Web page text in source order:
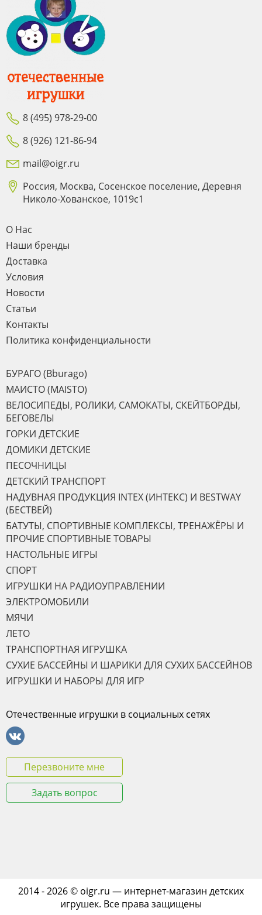
8 (495) 978-29-00
8 (926) 121-86-94
mail@oigr.ru
Россия, Москва, Сосенское поселение, Деревня
Николо-Хованское, 1019с1
О Нас
Наши бренды
Доставка
Условия
Новости
Статьи
Контакты
Политика конфиденциальности
БУРАГО (Bburago)
МАИСТО (MAISTO)
ВЕЛОСИПЕДЫ, РОЛИКИ, САМОКАТЫ, СКЕЙТБОРДЫ,
БЕГОВЕЛЫ
ГОРКИ ДЕТСКИЕ
ДОМИКИ ДЕТСКИЕ
ПЕСОЧНИЦЫ
ДЕТСКИЙ ТРАНСПОРТ
НАДУВНАЯ ПРОДУКЦИЯ INTEX (ИНТЕКС) И BESTWAY
(БЕСТВЕЙ)
БАТУТЫ, СПОРТИВНЫЕ КОМПЛЕКСЫ, ТРЕНАЖЁРЫ И
ПРОЧИЕ СПОРТИВНЫЕ ТОВАРЫ
НАСТОЛЬНЫЕ ИГРЫ
СПОРТ
ИГРУШКИ НА РАДИОУПРАВЛЕНИИ
ЭЛЕКТРОМОБИЛИ
МЯЧИ
ЛЕТО
ТРАНСПОРТНАЯ ИГРУШКА
СУХИЕ БАССЕЙНЫ И ШАРИКИ ДЛЯ СУХИХ БАССЕЙНОВ
ИГРУШКИ И НАБОРЫ ДЛЯ ИГР
Отечественные игрушки в социальных сетях
Перезвоните мне
Задать вопрос
2014 - 2026 © oigr.ru — интернет-магазин детских
игрушек. Все права защищены